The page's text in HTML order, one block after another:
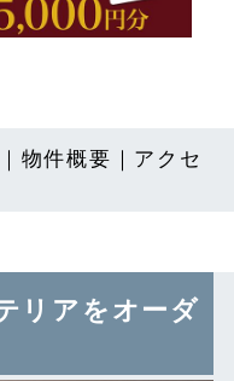
｜ 物件概要 ｜ アクセ
リアをオーダ